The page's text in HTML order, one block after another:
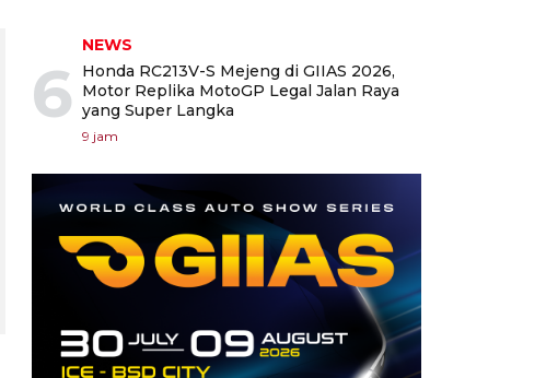
6
NEWS
Honda RC213V-S Mejeng di GIIAS 2026,
Motor Replika MotoGP Legal Jalan Raya
yang Super Langka
9 jam